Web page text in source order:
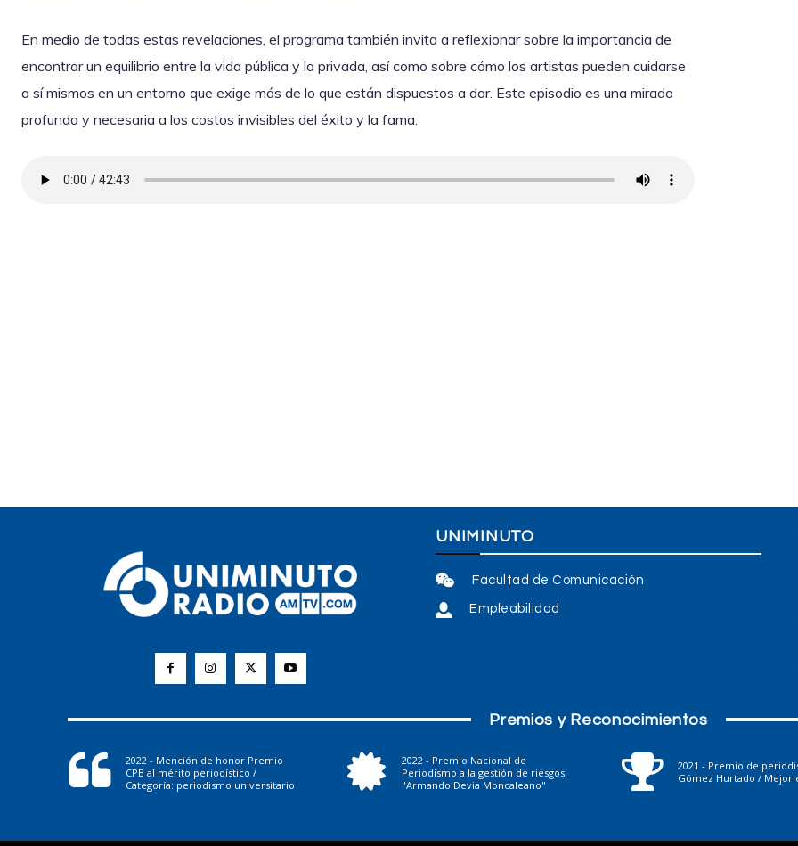
En medio de todas estas revelaciones, el programa también invita a reflexionar sobre la importancia de
encontrar un equilibrio entre la vida pública y la privada, así como sobre cómo los artistas pueden cuidarse
a sí mismos en un entorno que exige más de lo que están dispuestos a dar. Este episodio es una mirada
profunda y necesaria a los costos invisibles del éxito y la fama.
UNIMINUTO
Facultad de Comunicación
Empleabilidad
Premios y Reconocimientos
2022 - Mención de honor Premio
CPB al mérito periodístico /
Categoría: periodismo universitario
2022 - Premio Nacional de
Periodismo a la gestión de riesgos
"Armando Devia Moncaleano"
2021 - Premio de
Gómez Hurtado / Mejor